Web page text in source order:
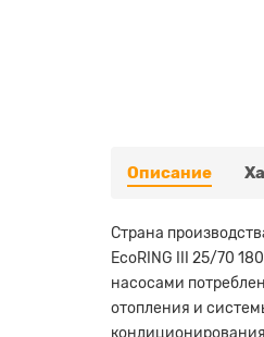
Описание
Страна
EcoRING III 25/70
насосами
отопления и